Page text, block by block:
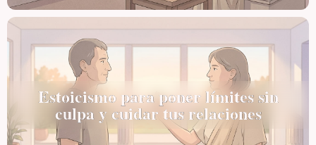
Estoicismo para poner límites sin
culpa y cuidar tus relaciones